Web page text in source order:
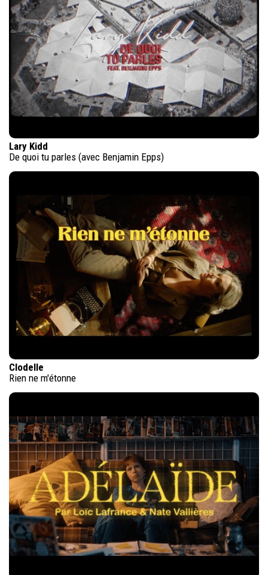
Lary Kidd
De quoi tu parles (avec Benjamin Epps)
Clodelle
Rien ne m'étonne